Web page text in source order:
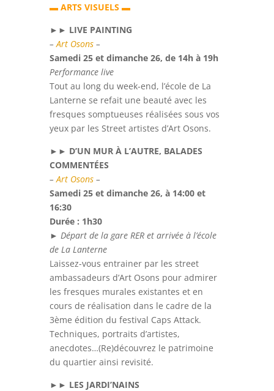
▬ARTS VISUELS ▬
►► LIVE PAINTING
– Art Osons–
Samedi 25 et dimanche 26, de 14h à 19h
Performance live
Tout au long du week-end, l’école de La
Lanterne se refait une beauté avec les
fresques somptueuses réalisées sous vos
yeux par les Street artistes d’Art Osons.
►► D’UN MUR À L’AUTRE, BALADES
COMMENTÉES
– Art Osons–
Samedi 25 et dimanche 26, à 14:00 et
16:30
Durée : 1h30
► Départ de la gare RER et arrivée à l’école
de La Lanterne
Laissez-vous entrainer par les street
ambassadeurs d’Art Osons pour admirer
les fresques murales existantes et en
cours de réalisation dans le cadre de la
3ème édition du festival Caps Attack.
Techniques, portraits d’artistes,
anecdotes…(Re)découvrez le patrimoine
du quartier ainsi revisité.
►► LES JARDI’NAINS